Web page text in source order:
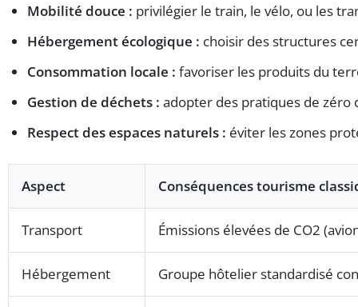
Mobilité douce : privilégier le train, le vélo, ou les
Hébergement écologique : choisir des structures
Consommation locale : favoriser les produits du
Gestion de déchets : adopter des pratiques de zéro
Respect des espaces naturels : éviter les zones
Aspect Conséquences tourisme
Transport Émissions élevées de CO2
Hébergement Groupe hôtelier standardisé